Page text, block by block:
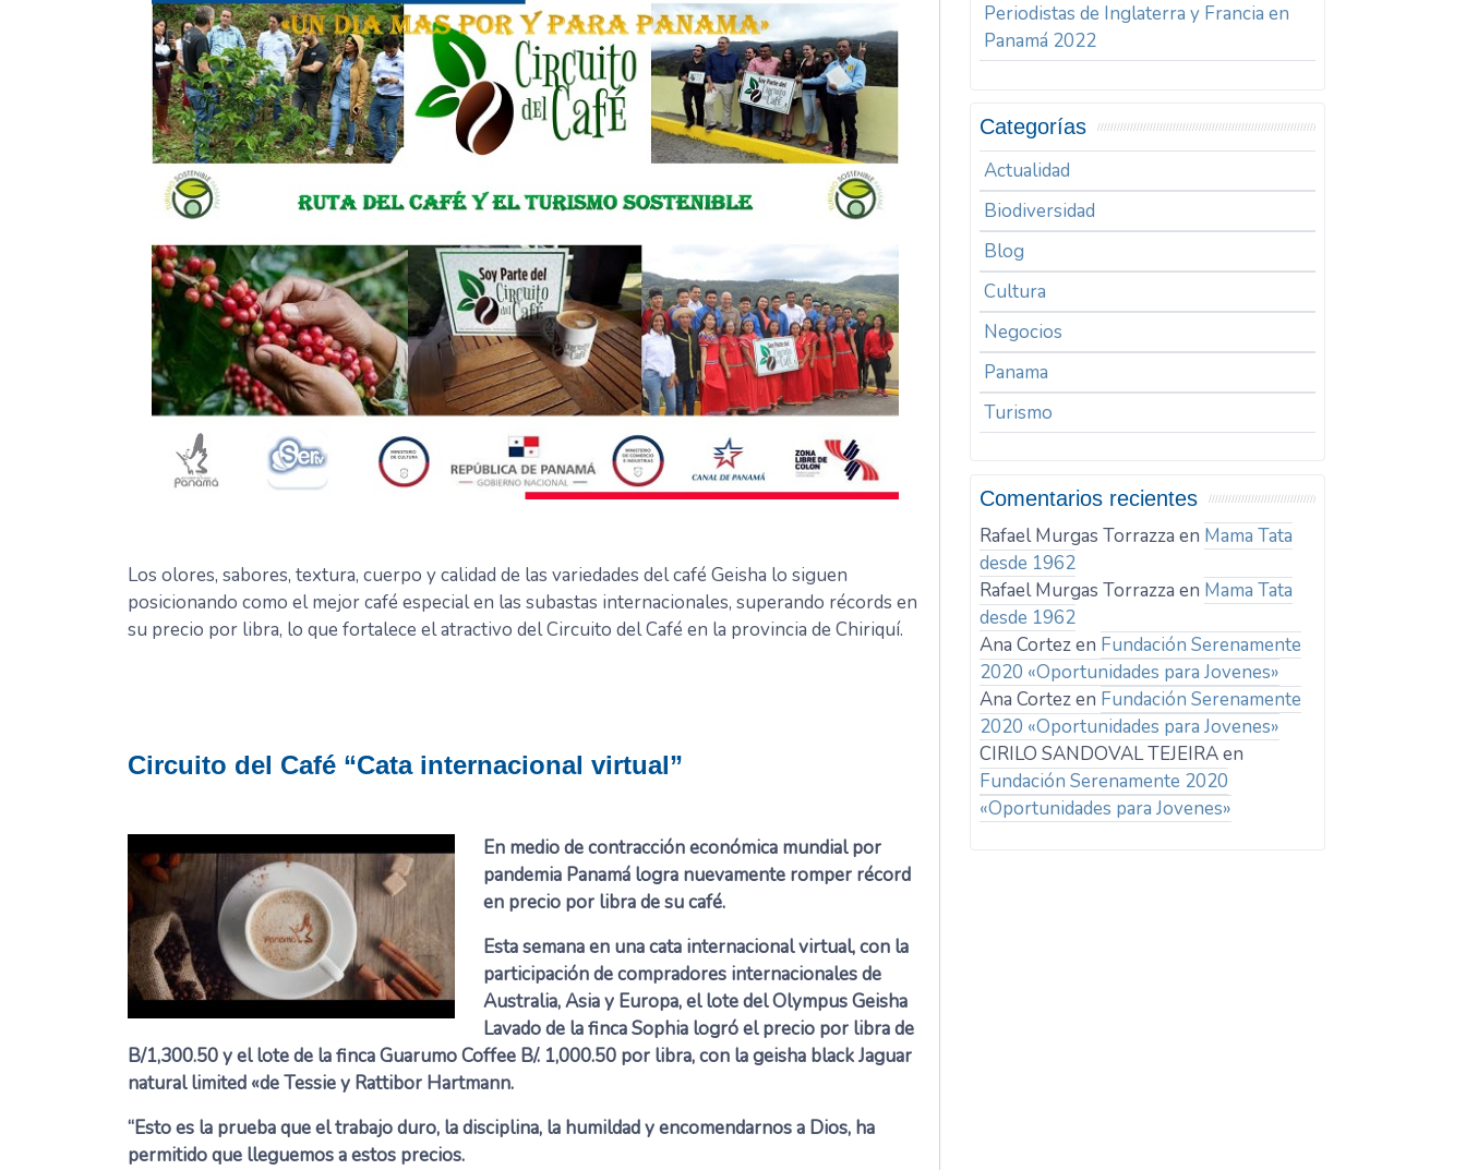
Los olores, sabores, textura, cuerpo y calidad de las variedades del café Geisha lo siguen
posicionando como el mejor café especial en las subastas internacionales, superando récords en
su precio por libra, lo que fortalece el atractivo del Circuito del Café en la provincia de Chiriquí.
Circuito del Café “Cata internacional virtual”
En medio de contracción económica mundial por
pandemia Panamá logra nuevamente romper récord
en precio por libra de su café.
Esta semana en una cata internacional virtual, con la
participación de compradores internacionales de
Australia, Asia y Europa, el lote del Olympus Geisha
Lavado de la finca Sophia logró el precio por libra de
B/1,300.50 y el lote de la finca Guarumo Coffee B/. 1,000.50 por libra, con la geisha black Jaguar
natural limited «de Tessie y Rattibor Hartmann.
“Esto es la prueba que el trabajo duro, la disciplina, la humildad y encomendarnos a Dios, ha
permitido que lleguemos a estos precios.
Periodistas de Inglaterra y Francia en
Panamá 2022
Categorías
Actualidad
Biodiversidad
Blog
Cultura
Negocios
Panama
Turismo
Comentarios recientes
Rafael Murgas Torrazza en Mama Tata
desde 1962
Rafael Murgas Torrazza en Mama Tata
desde 1962
Ana Cortezen Fundación Serenamente
2020 «Oportunidades para Jovenes»
Ana Cortezen Fundación Serenamente
2020 «Oportunidades para Jovenes»
CIRILO SANDOVAL TEJEIRAen
Fundación Serenamente 2020
«Oportunidades para Jovenes»